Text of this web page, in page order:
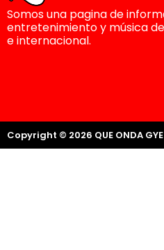
Somos una pagina de
entretenimiento y música
e internacional.
Copyright © 2026 QUE ONDA GYE